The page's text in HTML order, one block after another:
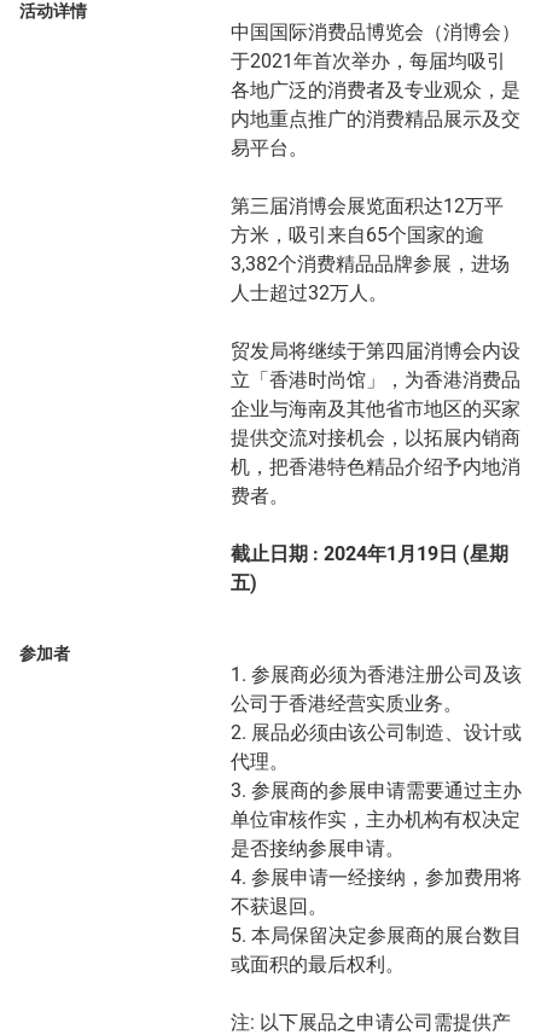
活动详情
中国国际消费品博览会（消博会）
于2021年首次举办，每届均吸引
各地广泛的消费者及专业观众，是
内地重点推广的消费精品展示及交
易平台。
第三届消博会展览面积达12万平
方米，吸引来自65个国家的逾
3,382个消费精品品牌参展，进场
人士超过32万人。
贸发局将继续于第四届消博会内设
立「香港时尚馆」，为香港消费品
企业与海南及其他省市地区的买家
提供交流对接机会，以拓展内销商
机，把香港特色精品介绍予内地消
费者。
截止日期 : 2024年1月19日 (星期
五)
参加者
1. 参展商必须为香港注册公司及该
公司于香港经营实质业务。
2. 展品必须由该公司制造、设计或
代理。
3. 参展商的参展申请需要通过主办
单位审核作实，主办机构有权决定
是否接纳参展申请。
4. 参展申请一经接纳，参加费用将
不获退回。
5. 本局保留决定参展商的展台数目
或面积的最后权利。
注: 以下展品之申请公司需提供产